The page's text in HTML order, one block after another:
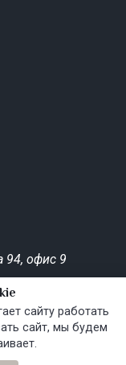
94, офис 9
сайту работать
сайт, мы будем